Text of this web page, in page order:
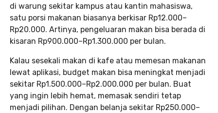
di warung sekitar kampus atau kantin mahasiswa,
satu porsi makanan biasanya berkisar Rp12.000–
Rp20.000. Artinya, pengeluaran makan bisa berada di
kisaran Rp900.000–Rp1.300.000 per bulan.
Kalau sesekali makan di kafe atau memesan makanan
lewat aplikasi, budget makan bisa meningkat menjadi
sekitar Rp1.500.000–Rp2.000.000 per bulan. Buat
yang ingin lebih hemat, memasak sendiri tetap
menjadi pilihan. Dengan belanja sekitar Rp250.000–